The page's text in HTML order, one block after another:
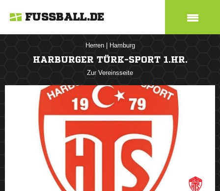
FUSSBALL.DE
Herren Hamburg
HARBURGER TÜRK-SPORT 1.HR.
Zur Vereinsseite